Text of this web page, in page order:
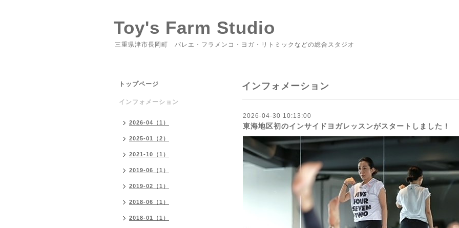
Toy's Farm Studio
三重県津市長岡町 バレエ・フラメンコ・ヨガ・リトミックなどの総合スタジオ
インフォメーション
2026-04-30 10:13:00
東海地区初のインサイドヨガレッスンがスタートしました！
トップページ
インフォメーション
2026-04（1）
2025-01（2）
2021-10（1）
2019-06（1）
2019-02（1）
2018-06（1）
2018-01（1）